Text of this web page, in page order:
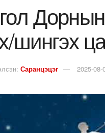
шингэх
Саранцэцэг 2025-08-